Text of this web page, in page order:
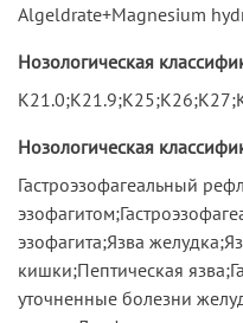
Algeldrate+Magnesium
Нозологическая
Нозологическая
Гастроэзофагеальный
эзофагита;Язва
кишки;Пептическая
уточненные болезни